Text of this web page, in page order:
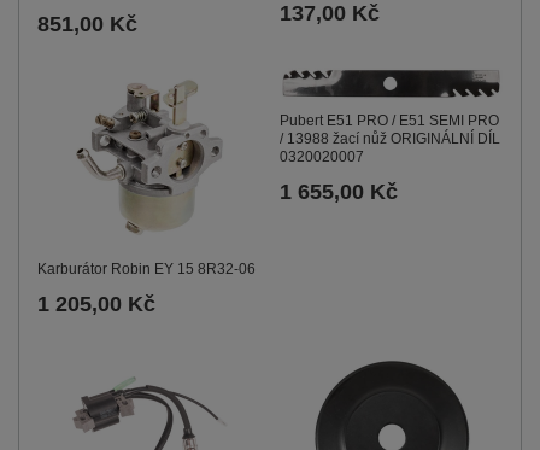
851,00 Kč 137,00 Kč
Karburátor Robin EY 15 8R32-06
1 205,00 Kč
Pubert E51 PRO / E51 SEMI PRO
/ 13988 žací nůž ORIGINÁLNÍ DÍL
0320020007
1 655,00 Kč